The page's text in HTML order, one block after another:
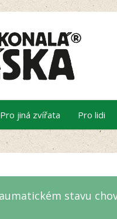
Pro jiná zvířata Pro lidi
stavu